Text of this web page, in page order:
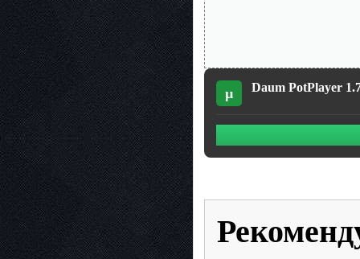
µ Daum PotPlayer